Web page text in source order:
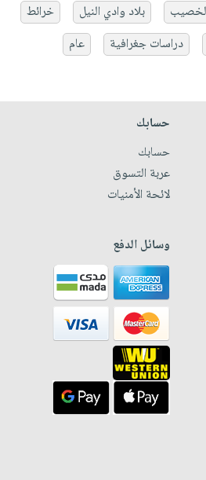
بلاد وادي النيل
خرائط
دراسات جغرافية عام
حسابك
حسابك
عربة التسوق
لائحة الأمنيات
وسائل الدفع